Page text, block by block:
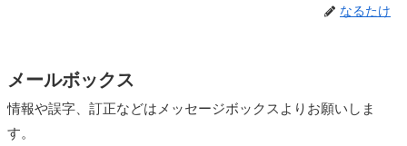
なるたけ
メールボックス
情報や誤字、訂正などはメッセージボックスよりお願いしま
す。